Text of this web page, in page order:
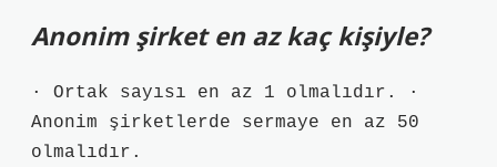
Anonim şirket en az kaç kişiyle?
· Ortak sayısı en az 1 olmalıdır. ·
Anonim şirketlerde sermaye en az 50
olmalıdır.